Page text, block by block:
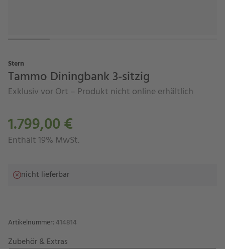
Stern
Tammo Diningbank 3-sitzig
Exklusiv vor Ort – Produkt nicht online erhältlich
1.799,00 €
Enthält 19% MwSt.
nicht lieferbar
Artikelnummer: 414814
Zubehör & Extras